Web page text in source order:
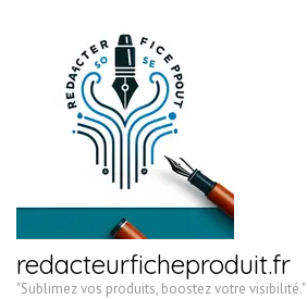
redacteurficheproduit.fr
"Sublimez vos produits, boostez votre visibilité."